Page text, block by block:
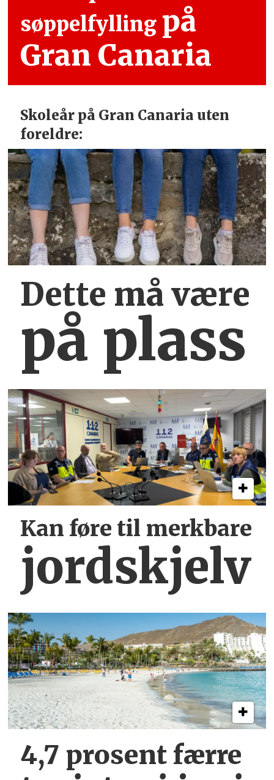
søppelfylling på
Gran Canaria
Skoleår på Gran Canaria uten
foreldre:
Dette må være
på plass
Kan føre til merkbare
jordskjelv
4,7 prosent færre